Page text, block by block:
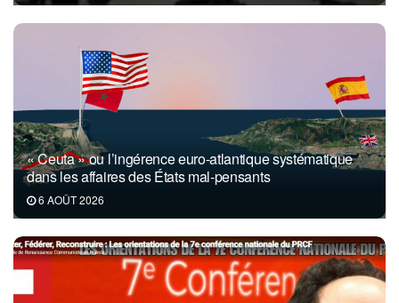
« Ceuta » ou l’ingérence euro-atlantique systématique
dans les affaires des États mal-pensants
6 AOÛT 2026